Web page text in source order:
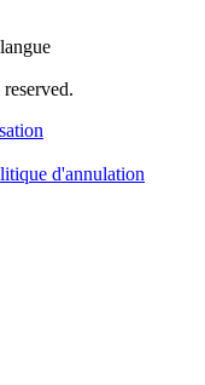
d'annulation